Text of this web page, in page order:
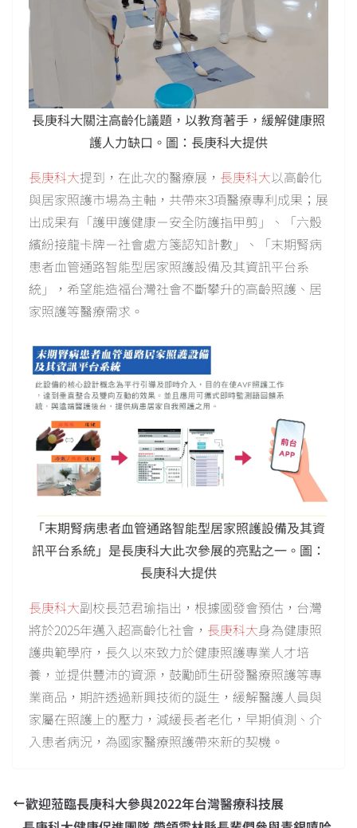
長庚科大關注高齡化議題，以教育著手，緩解健康照
護人力缺口。圖：長庚科大提供
長庚科大提到，在此次的醫療展， 長庚科大以高齡化
與居家照護市場為主軸，共帶來3項醫療專利成果；展
出成果有「護甲護健康－安全防護指甲剪」、「六骰
繽紛接龍卡牌－社會處方箋認知計數」、「末期腎病
患者血管通路智能型居家照護設備及其資訊平台系
統」，希望能造福台灣社會不斷攀升的高齡照護、居
家照護等醫療需求。
「末期腎病患者血管通路智能型居家照護設備及其資
訊平台系統」是長庚科大此次參展的亮點之一。圖：
長庚科大提供
長庚科大副校長范君瑜指出，根據國發會預估，台灣
將於2025年邁入超高齡化社會， 長庚科大身為健康照
護典範學府，長久以來致力於健康照護專業人才培
養，並提供豐沛的資源，鼓勵師生研發醫療照護等專
業商品，期許透過新興技術的誕生，緩解醫護人員與
家屬在照護上的壓力，減緩長者老化，早期偵測、介
入患者病況，為國家醫療照護帶來新的契機。
歡迎蒞臨長庚科大參與2022年台灣醫療科技展